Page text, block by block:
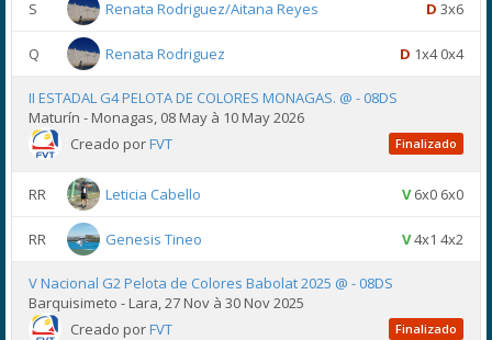
S Renata Rodriguez/Aitana Reyes D 3x6
Q Renata Rodriguez D 1x4 0x4
II ESTADAL G4 PELOTA DE COLORES MONAGAS. @ - 08DS
Maturín - Monagas, 08 May à 10 May 2026
Creado porFVT Finalizado
RR Leticia Cabello V6x0 6x0
RR Genesis Tineo V4x1 4x2
V Nacional G2 Pelota de Colores Babolat 2025 @ - 08DS
Barquisimeto - Lara, 27 Nov à 30 Nov 2025
Creado porFVT Finalizado